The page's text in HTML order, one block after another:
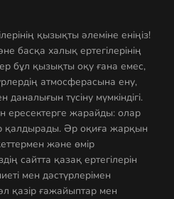
қызықты әлеміне еніңіз!
басқа халық ертегілерінің
бұл қызықты оқу ғана емес,
атмосферасына ену,
түсіну мүмкіндігі.
ересектерге жарайды: олар
Әр оқиға жарқын
және өмір
сайтта қазақ ертегілерін
мен дәстүрлерімен
қазір ғажайыптар мен